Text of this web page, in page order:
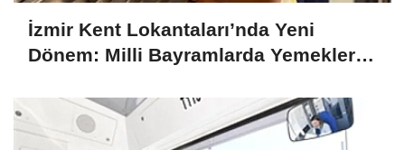
İzmir Kent Lokantaları’nda Yeni
Dönem: Milli Bayramlarda Yemekler